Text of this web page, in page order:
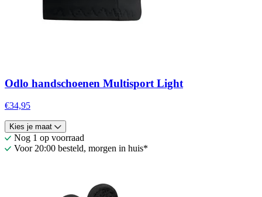
Odlo handschoenen Multisport Light
€34,95
Kies je maat
Nog 1 op voorraad
Voor 20:00 besteld, morgen in huis*